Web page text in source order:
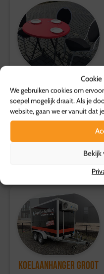
We gebruiken cookies om
soepel mogelijk draait. Als je
website, gaan we er vanuit dat
Bekijk
locatie. Afhalen in
Retourvoorwaarden:
Herroepingsrecht geldt
Voor overige producten
dagen, waarbij de
Voor meer informatie,
Terrastafel incl.
topdeckje
11,00p.s.
winkelwagen
Koelaanhanger groot